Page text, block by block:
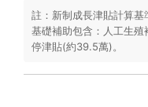
註：新制成長津貼計算基
基礎補助包含：人工生
停津貼(約39.5萬)。